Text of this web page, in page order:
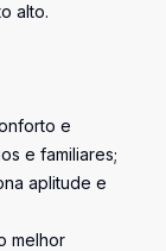
alto.
e
e familiares;
aplitude e
melhor